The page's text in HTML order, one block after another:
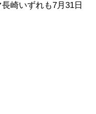
いずれも7月31日